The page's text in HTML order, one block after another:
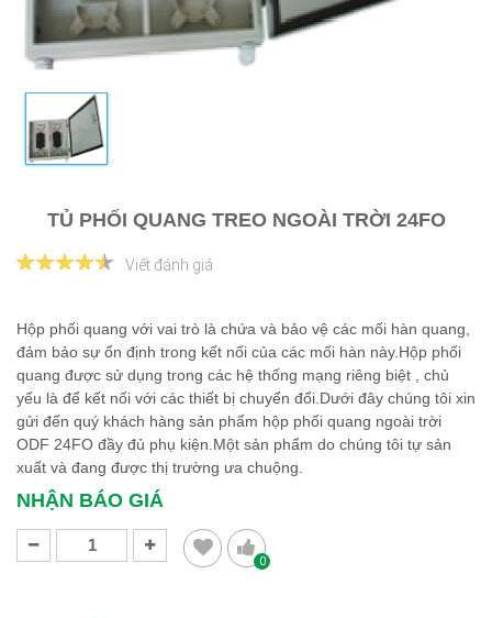
TỦ PHỐI QUANG TREO NGOÀI TRỜI 24FO
Viết đánh giá
Hộp phối quang với vai trò là chứa và bảo vệ các mối hàn quang,
đảm bảo sự ổn định trong kết nối của các mối hàn này.Hộp phối
quang được sử dụng trong các hệ thống mạng riêng biệt , chủ
yếu là để kết nối với các thiết bị chuyển đổi.Dưới đây chúng tôi xin
gửi đến quý khách hàng sản phẩm hộp phối quang ngoài trời
ODF 24FO đầy đủ phụ kiện.Một sản phẩm do chúng tôi tự sản
xuất và đang được thị trường ưa chuộng.
NHẬN BÁO GIÁ
0